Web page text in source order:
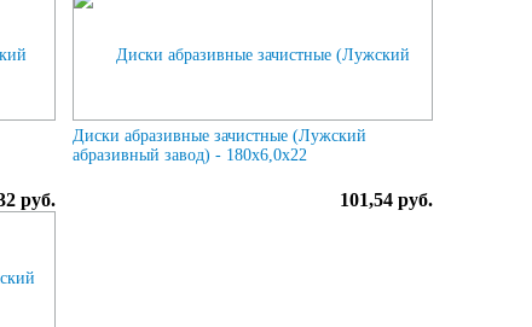
руб.
Диски абразивные зачистные (Лужский
абразивный завод) - 180х6,0х22
101,54 руб.